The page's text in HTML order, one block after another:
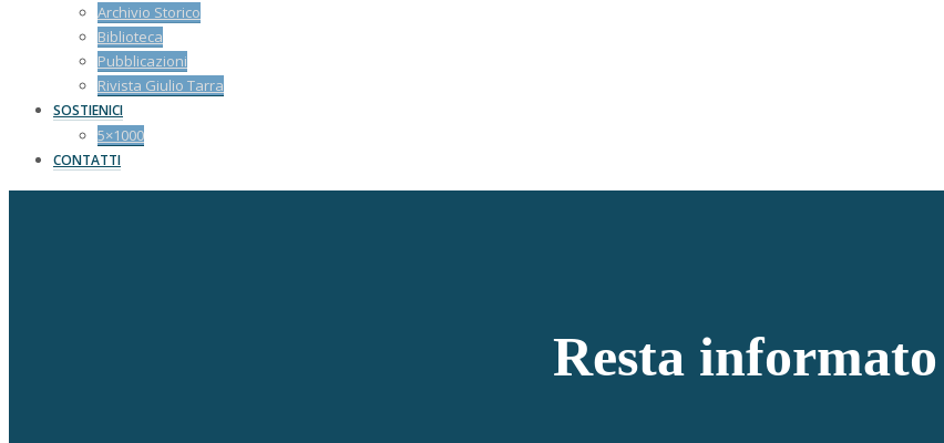
Archivio Storico
Biblioteca
Pubblicazioni
Rivista Giulio Tarra
SOSTIENICI
5×1000
CONTATTI
Resta informato